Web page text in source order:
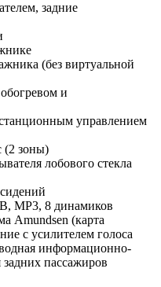
задние
(без виртуальной
и
управлением
(2 зоны)
лобового стекла
MP3, 8 динамиков
Amundsen (карта
с усилителем голоса
информационно-
задних пассажиров